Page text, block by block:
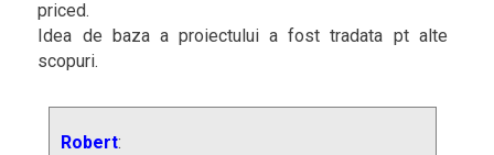
priced.
Idea de baza a proiectului a fost tradata pt alte
scopuri.
Robert: